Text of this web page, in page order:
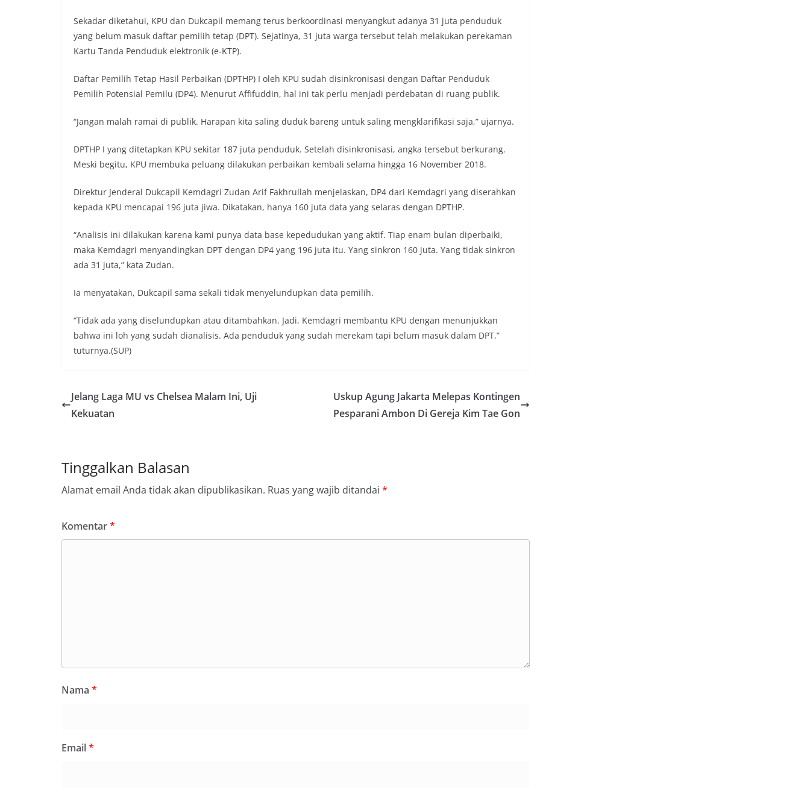
Sekadar diketahui, KPU dan Dukcapil memang terus berkoordinasi menyangkut adanya 31 juta penduduk
yang belum masuk daftar pemilih tetap (DPT). Sejatinya, 31 juta warga tersebut telah melakukan perekaman
Kartu Tanda Penduduk elektronik (e-KTP).
Daftar Pemilih Tetap Hasil Perbaikan (DPTHP) I oleh KPU sudah disinkronisasi dengan Daftar Penduduk
Pemilih Potensial Pemilu (DP4). Menurut Affifuddin, hal ini tak perlu menjadi perdebatan di ruang publik.
“Jangan malah ramai di publik. Harapan kita saling duduk bareng untuk saling mengklarifikasi saja,” ujarnya.
DPTHP I yang ditetapkan KPU sekitar 187 juta penduduk. Setelah disinkronisasi, angka tersebut berkurang.
Meski begitu, KPU membuka peluang dilakukan perbaikan kembali selama hingga 16 November 2018.
Direktur Jenderal Dukcapil Kemdagri Zudan Arif Fakhrullah menjelaskan, DP4 dari Kemdagri yang diserahkan
kepada KPU mencapai 196 juta jiwa. Dikatakan, hanya 160 juta data yang selaras dengan DPTHP.
“Analisis ini dilakukan karena kami punya data base kepedudukan yang aktif. Tiap enam bulan diperbaiki,
maka Kemdagri menyandingkan DPT dengan DP4 yang 196 juta itu. Yang sinkron 160 juta. Yang tidak sinkron
ada 31 juta,” kata Zudan.
Ia menyatakan, Dukcapil sama sekali tidak menyelundupkan data pemilih.
“Tidak ada yang diselundupkan atau ditambahkan. Jadi, Kemdagri membantu KPU dengan menunjukkan
bahwa ini loh yang sudah dianalisis. Ada penduduk yang sudah merekam tapi belum masuk dalam DPT,”
tuturnya.(SUP)
Jelang Laga MU vs Chelsea Malam Ini, Uji
Kekuatan
Uskup Agung Jakarta Melepas Kontingen
Pesparani Ambon Di Gereja Kim Tae Gon
Tinggalkan Balasan
Alamat email Anda tidak akan dipublikasikan. Ruas yang wajib ditandai *
Komentar*
Nama *
Email*